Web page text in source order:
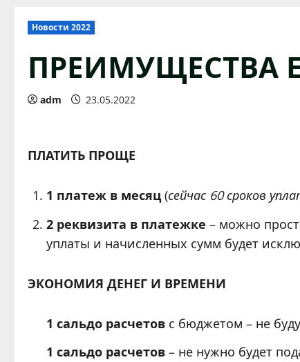
Новости 2022
ПРЕИМУЩЕСТВА
adm 23.05.2022
ПЛАТИТЬ ПРОЩЕ
1 платеж в месяц(сейчас 60 сроков
2 реквизита в платежке – можно
уплаты и начисленных сумм будет
ЭКОНОМИЯ ДЕНЕГ И ВРЕМЕНИ
1 сальдо расчетов с бюджетом – не
1 сальдо расчетов – не нужно будет